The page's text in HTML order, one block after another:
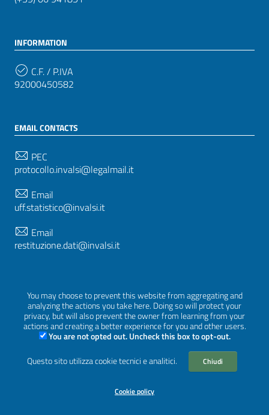
You may choose to prevent this website from aggregating and
analyzing the actions you take here. Doing so will protect your
privacy, but will also prevent the owner from learning from your
actions and creating a better experience for you and other users.
You are not opted out. Uncheck this box to opt-out.
Questo sito utilizza cookie tecnici e analitici.
Chiudi
Cookie policy
INFORMATION
C.F. / P.IVA
92000450582
EMAIL CONTACTS
PEC
protocollo.invalsi@legalmail.it
Email
uff.statistico@invalsi.it
Email
restituzione.dati@invalsi.it
Sezione Link Utili
Graphical theme
ItaliaWP2
| Based on prototype for PA sites of AgID